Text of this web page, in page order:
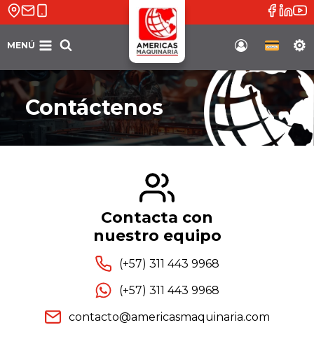
Saltar
MENÚ
Contáctenos
Contacta con
nuestro equipo
(+57) 311 443 9968
(+57) 311 443 9968
contacto@americasmaquinaria.com